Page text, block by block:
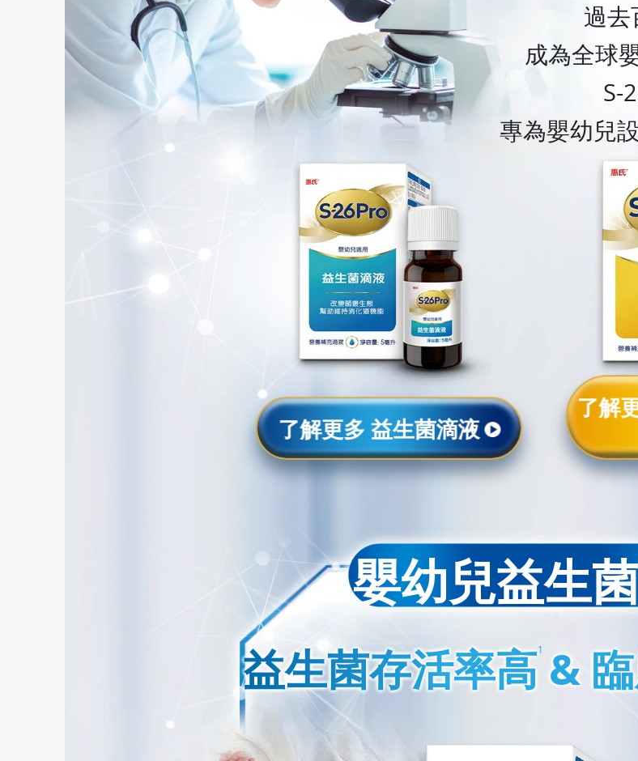
過去
成為全球
S-
專為嬰幼兒
了解更多 益生菌滴液
了解
嬰幼兒益生
益生菌存活率高1& 臨